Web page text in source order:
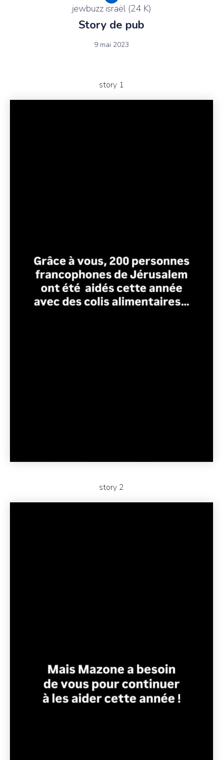
jewbuzz israël (24 K)
Story de pub
9 mai 2023
story 1
story 2